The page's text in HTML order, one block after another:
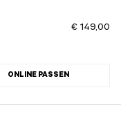
€ 149,00
ONLINE PASSEN